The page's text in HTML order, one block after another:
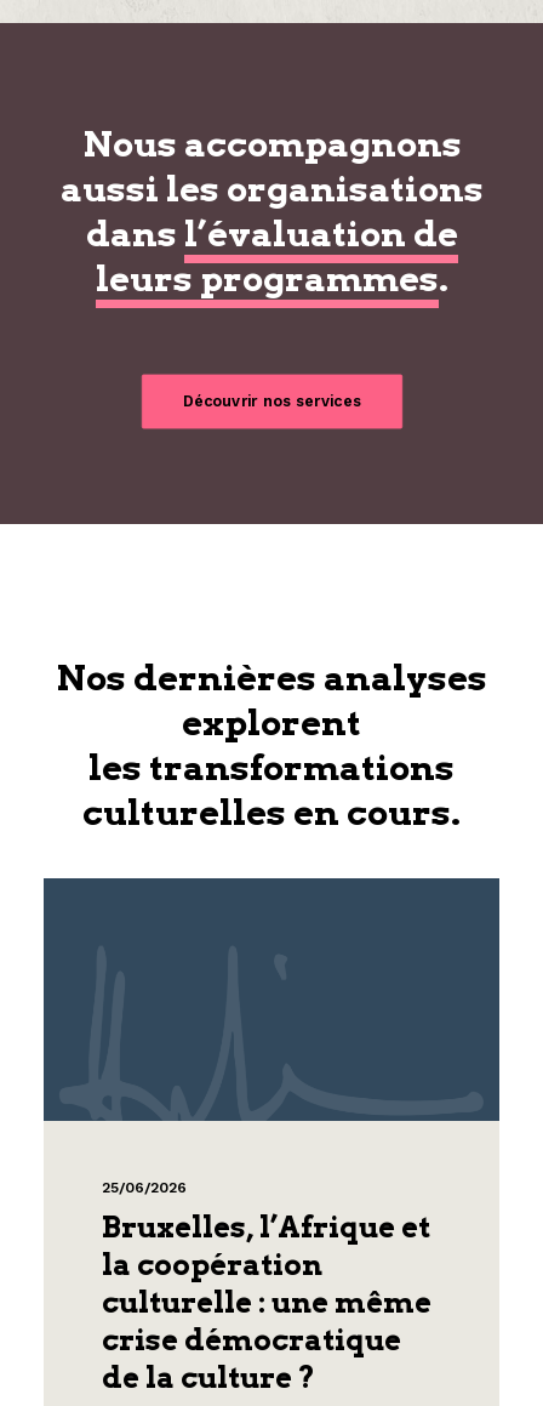
Nous accompagnons
aussi les organisations
dans l’évaluation de
leurs programmes.
Découvrir nos services
Nos dernières analyses
explorent
les transformations
culturelles en cours.
25/06/2026
Bruxelles, l’Afrique et
la coopération
culturelle : une même
crise démocratique
de la culture ?